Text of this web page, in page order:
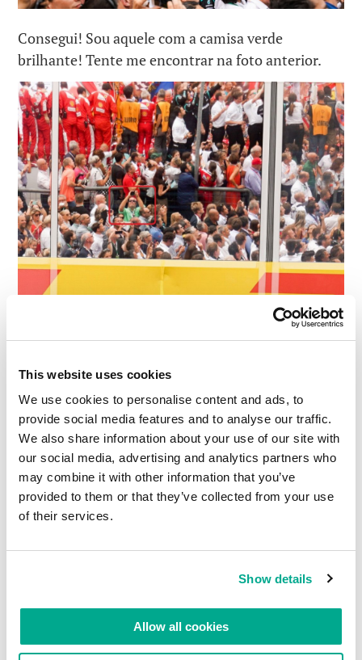
This website uses cookies
We use cookies to personalise content and ads, to
provide social media features and to analyse our traffic.
We also share information about your use of our site with
our social media, advertising and analytics partners who
may combine it with other information that you’ve
provided to them or that they’ve collected from your use
of their services.
Show details
Allow all cookies
Consegui! Sou aquele com a camisa verde
brilhante! Tente me encontrar na foto anterior.
Outra foto da multidão comigo no meio, mas quem
Finalmente, os vencedores no pódio. Mas não
estou incomodado com isso. Mercedes em